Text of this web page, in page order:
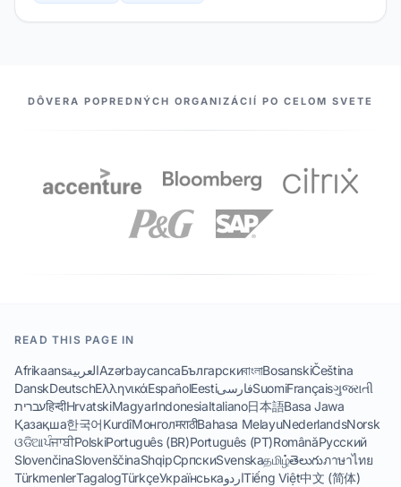
NAŠI PARTNERI
DÔVERA POPREDNÝCH ORGANIZÁCIÍ PO CELOM SVETE
READ THIS PAGE IN
AfrikaansالعربيةAzərbaycancaБългарскиবাংলাBosanskiČeština
DanskDeutschΕλληνικάEspañolEestiفارسیSuomiFrançaisગુજરાતી
עבריתहिन्दीHrvatskiMagyarIndonesiaItaliano日本語Basa Jawa
Қазақша한국어KurdîМонголमराठीBahasa MelayuNederlandsNorsk
ଓଡିଆਪੰਜਾਬੀPolskiPortuguês (BR)Português (PT)RomânăРусский
SlovenčinaSlovenščinaShqipСрпскиSvenskaதமிழ்తెలుగుภาษาไทย
TürkmenlerTagalogTürkçeУкраїнськаاردوTiếng Việt中文 (简体)